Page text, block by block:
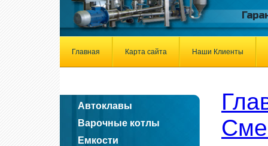
Главная Карта сайта Наши Клиенты
Автоклавы
Варочные котлы
Емкости